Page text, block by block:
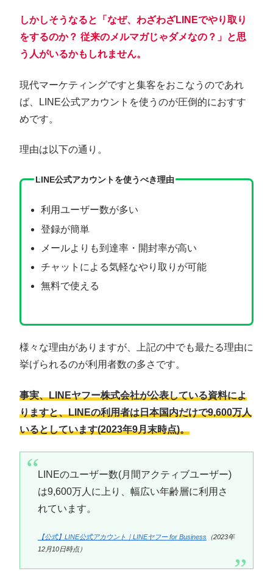
しかしそうなると「なぜ、わざわざLINEでやり取り
をするのか？ 従来のメルマガじゃダメなの？」と思
う人がいるかもしれません。
現代マーケティングですと集客をおこなうのであれ
ば、LINE公式アカウントを使うのが圧倒的におすす
めです。
理由は以下の通り。
LINE公式アカウントを使うべき理由
利用ユーザー数が多い
登録が簡単
メールよりも到達率・開封率が高い
チャットによる気軽なやり取りが可能
無料で使える
様々な理由がありますが、上記の中でも最たる理由に
挙げられるのが利用者数の多さです。
事実、LINEヤフー株式会社が公表している資料によ
りますと、LINEの利用者は日本国内だけで9,600万人
いるとしています(2023年9月末時点)。
LINEのユーザー数(月間アクティブユーザー)
は9,600万人に上り、幅広い年齢層に利用さ
れています。
【公式】LINE公式アカウント｜LINEヤフー for Business（2023年
12月10日時点）